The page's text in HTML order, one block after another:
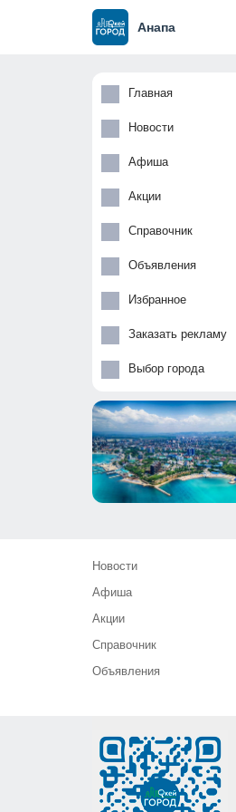
Анапа
Главная
Новости
Афиша
Акции
Справочник
Объявления
Избранное
Заказать рекламу
Выбор города
Новости
Афиша
Акции
Справочник
Объявления